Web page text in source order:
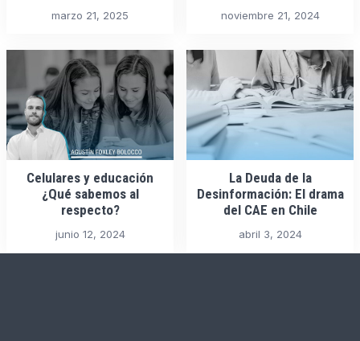
marzo 21, 2025 noviembre 21, 2024
Celulares y educación
¿Qué sabemos al
respecto?
junio 12, 2024
La Deuda de la
Desinformación: El drama
del CAE en Chile
abril 3, 2024